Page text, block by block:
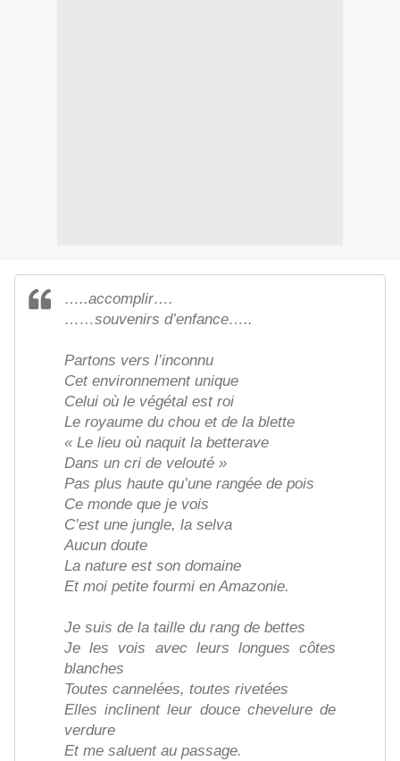
…..accomplir….
……souvenirs d’enfance…..
Partons vers l’inconnu
Cet environnement unique
Celui où le végétal est roi
Le royaume du chou et de la blette
« Le lieu où naquit la betterave
Dans un cri de velouté »
Pas plus haute qu’une rangée de pois
Ce monde que je vois
C’est une jungle, la selva
Aucun doute
La nature est son domaine
Et moi petite fourmi en Amazonie.
Je suis de la taille du rang de bettes
Je les vois avec leurs longues côtes
blanches
Toutes cannelées, toutes rivetées
Elles inclinent leur douce chevelure de
verdure
Et me saluent au passage.